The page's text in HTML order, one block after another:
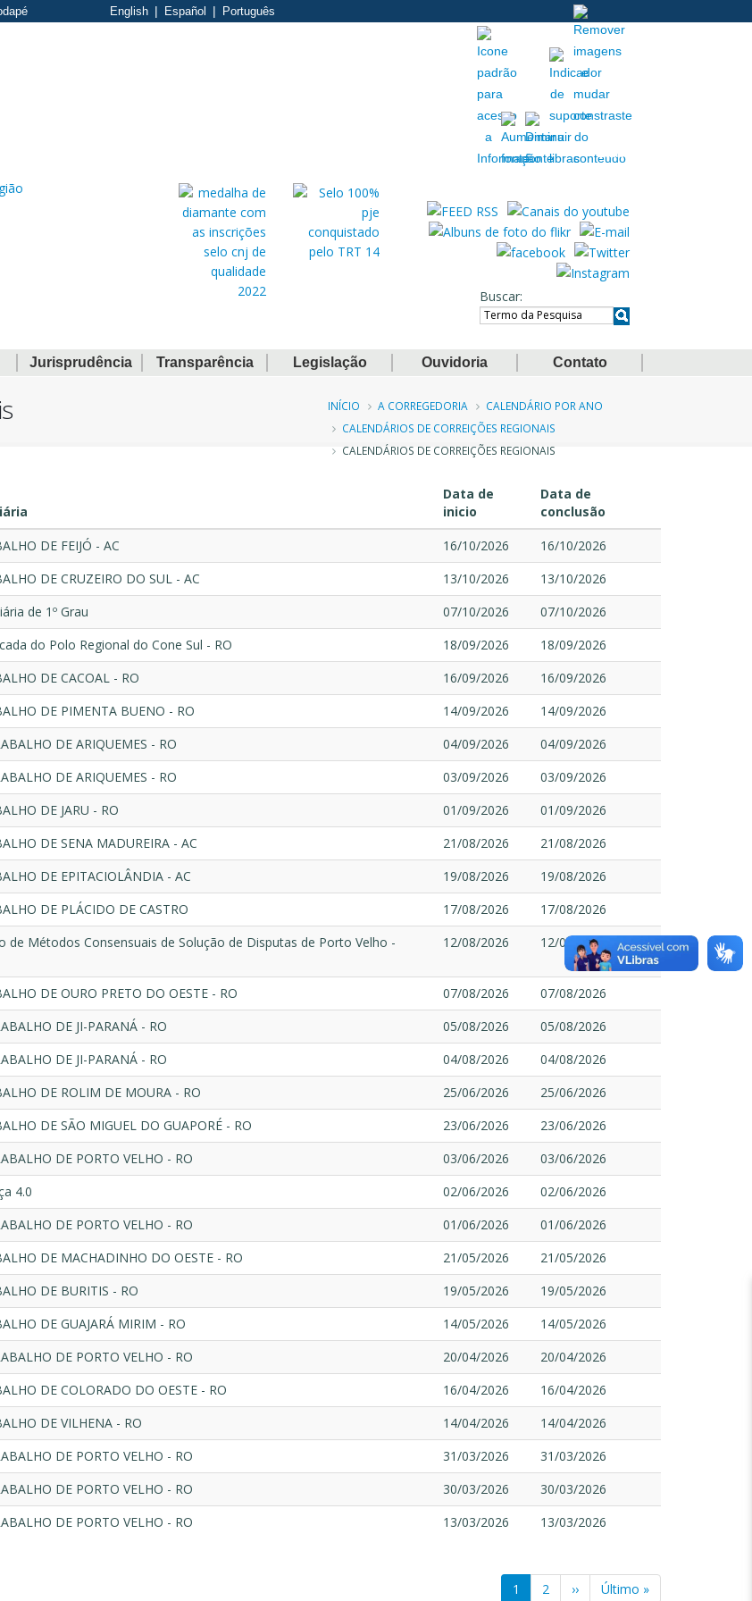
English Español Português
Extranet
Buscar
Jurisprudência Transparência Legislação Ouvidoria Contato
Trilha
de
navegação
INÍCIO A CORREGEDORIA
CALENDÁRIO POR ANO
CALENDÁRIOS DE CORREIÇÕES REGIONAIS
CALENDÁRIOS DE CORREIÇÕES REGIONAIS
Data de
inicio
Data de
conclusão
DE FEIJÓ - AC
16/10/2026
16/10/2026
DE CRUZEIRO DO SUL - AC
13/10/2026
13/10/2026
de 1º Grau
07/10/2026
07/10/2026
do Polo Regional do Cone Sul - RO
18/09/2026
18/09/2026
DE CACOAL - RO
16/09/2026
16/09/2026
DE PIMENTA BUENO - RO
14/09/2026
14/09/2026
DE ARIQUEMES - RO
04/09/2026
04/09/2026
DE ARIQUEMES - RO
03/09/2026
03/09/2026
DE JARU - RO
01/09/2026
01/09/2026
DE SENA MADUREIRA - AC
21/08/2026
21/08/2026
DE EPITACIOLÂNDIA - AC
19/08/2026
19/08/2026
DE PLÁCIDO DE CASTRO
17/08/2026
17/08/2026
de Métodos Consensuais de Solução de Disputas de Porto Velho -
12/08/2026 12/08/2026
DE OURO PRETO DO OESTE - RO 07/08/2026
07/08/2026
DE JI-PARANÁ - RO
05/08/2026
05/08/2026
DE JI-PARANÁ - RO
04/08/2026
04/08/2026
DE ROLIM DE MOURA - RO
25/06/2026
25/06/2026
DE SÃO MIGUEL DO GUAPORÉ - RO
23/06/2026
23/06/2026
DE PORTO VELHO - RO
03/06/2026
03/06/2026
4.0
02/06/2026
02/06/2026
DE PORTO VELHO - RO
01/06/2026
01/06/2026
DE MACHADINHO DO OESTE - RO
21/05/2026
21/05/2026
DE BURITIS - RO
19/05/2026
19/05/2026
DE GUAJARÁ MIRIM - RO
14/05/2026
14/05/2026
DE PORTO VELHO - RO
20/04/2026
20/04/2026
DE COLORADO DO OESTE - RO
16/04/2026
16/04/2026
DE VILHENA - RO
14/04/2026
14/04/2026
DE PORTO VELHO - RO
31/03/2026
31/03/2026
DE PORTO VELHO - RO
30/03/2026
30/03/2026
DE PORTO VELHO - RO
13/03/2026 13/03/2026
Página
1 Página
2
Próxima
››
Última
Último »